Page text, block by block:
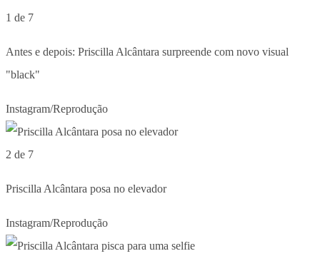
1 de 7
Antes e depois: Priscilla Alcântara surpreende com novo visual
"black"
Instagram/Reprodução
2 de 7
Priscilla Alcântara posa no elevador
Instagram/Reprodução